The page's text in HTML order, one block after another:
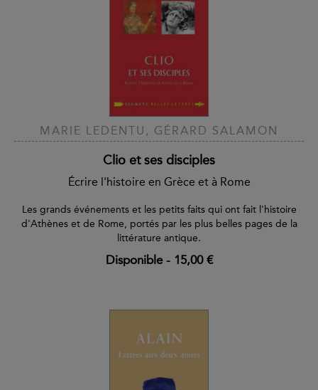
MARIE LEDENTU, GÉRARD SALAMON
Clio et ses disciples
Écrire l'histoire en Grèce et à Rome
Les grands événements et les petits faits qui ont fait l'histoire
d'Athènes et de Rome, portés par les plus belles pages de la
littérature antique.
Disponible- 15,00 €